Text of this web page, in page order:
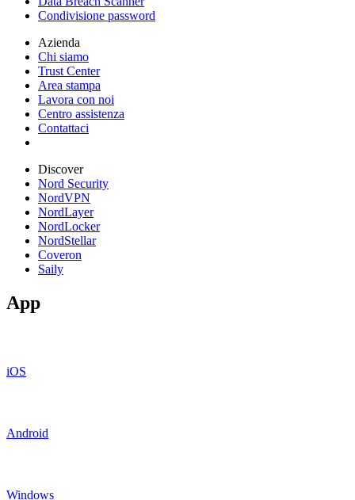
Condivisione password
Azienda
Chi siamo
Trust Center
Area stampa
Lavora con noi
Centro assistenza
Contattaci
Discover
Nord Security
NordVPN
NordLayer
NordLocker
NordStellar
Coveron
Saily
App
iOS
Android
Windows